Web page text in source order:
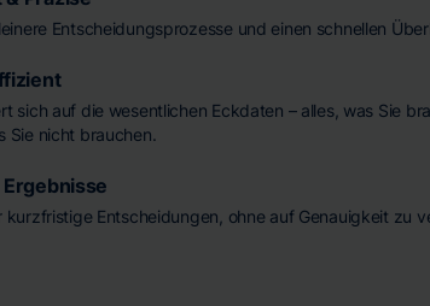
Entscheidungsprozesse und einen schnellen
sich auf die wesentlichen Eckdaten – alles, was Sie
Sie nicht brauchen.
kurzfristige Entscheidungen, ohne auf Genauigkeit zu